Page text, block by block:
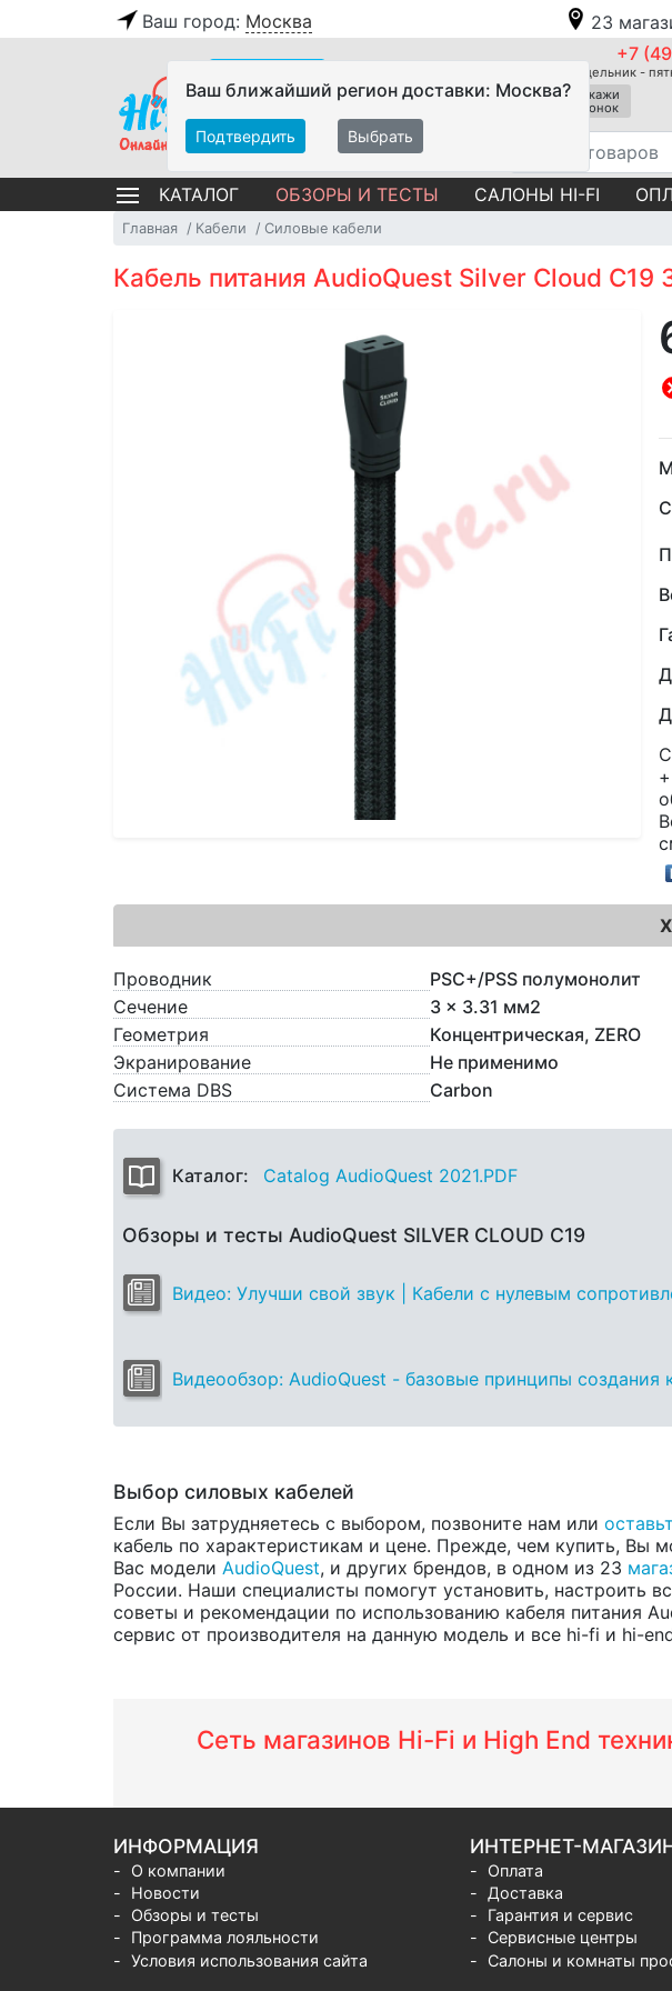
Ваш город: Москва 23
Ваш ближайший регион доставки: Москва?
Подтвердить Выбрать
+7
Понедельник -
Закажи
звонок
КАТАЛОГ ОБЗОРЫ И ТЕСТЫ САЛОНЫ HI-FI
Главная Кабели Силовые кабели
Кабель питания AudioQuest Silver Cloud C19
Проводник
PSC+/PSS полумонолит
Сечение
3 x 3.31 мм2
Геометрия
Концентрическая, ZERO
Экранирование
Не применимо
Система DBS
Carbon
Каталог: Catalog AudioQuest 2021.PDF
Обзоры и тесты AudioQuest SILVER CLOUD C19
Видео: Улучши свой звук | Кабели с нулевым
Видеообзор: AudioQuest - базовые принципы создания
Выбор силовых кабелей
Если Вы затрудняетесь с выбором, позвоните нам или
кабель по характеристикам и цене. Прежде, чем купить, Вы
Вас модели AudioQuest, и других брендов, в одном из 23
России. Наши специалисты помогут установить, настроить
советы и рекомендации по использованию кабеля питания
сервис от производителя на данную модель и все hi-fi и hi-
Сеть магазинов Hi-Fi и High End
ИНФОРМАЦИЯ
О компании
Новости
Обзоры и тесты
Программа лояльности
Условия использования сайта
ИНТЕРНЕТ-
Оплата
Доставка
Гарантия и сервис
Сервисные центры
Салоны и комнаты